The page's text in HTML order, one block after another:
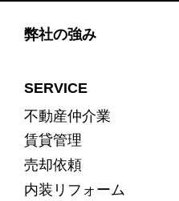
弊社の強み
SERVICE
不動産仲介業
賃貸管理
売却依頼
内装リフォーム